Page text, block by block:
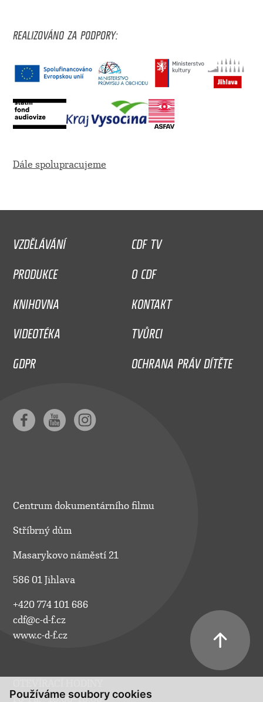
Používáme soubory cookies
REALIZOVÁNO ZA PODPORY:
Dále spolupracujeme
VZDĚLÁVÁNÍ
CDF TV
PRODUKCE
O CDF
KNIHOVNA
KONTAKT
VIDEOTÉKA
TVŮRCI
GDPR
OCHRANA PRÁV DÍTĚTE
Centrum dokumentárního filmu
Stříbrný dům
Masarykovo náměstí 21
586 01 Jihlava
+420 774 101 686
cdf@c-d-f.cz
www.c-d-f.cz
Po–Pá:
10.00–18.00